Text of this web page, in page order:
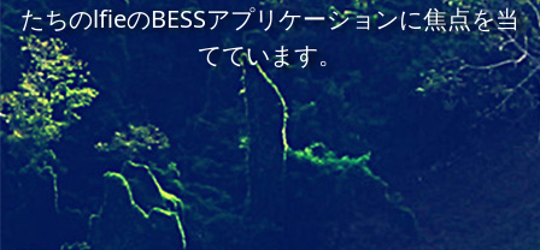
たちのlfieのBESSアプリケーションに焦点を当
てています。